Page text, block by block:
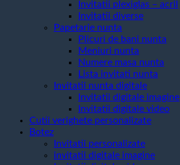
Invitatii plexiglas – acril
Invitatii diverse
Papetarie nunta
Plicuri de bani nunta
Meniuri nunta
Numere masa nunta
Lista invitati nunta
Invitatii nunta digitale
Invitatii digitale imagine
Invitatii digitale video
Cutii verighete personalizate
Botez
Invitatii personalizate
invitatii digitale imagine